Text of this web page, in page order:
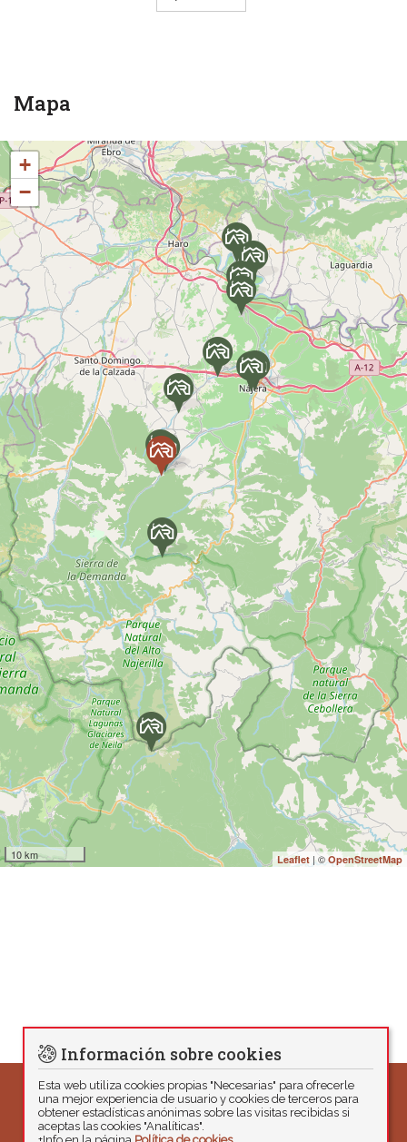
Mapa
+
−
10 km Leaflet | © OpenStreetMap
Información sobre cookies
Esta web utiliza cookies propias "Necesarias" para ofrecerle
una mejor experiencia de usuario y cookies de terceros para
obtener estadísticas anónimas sobre las visitas recibidas si
aceptas las cookies "Analíticas".